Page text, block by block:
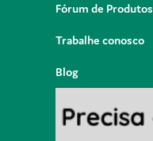
Fórum de Produtos
Trabalhe conosco
Blog